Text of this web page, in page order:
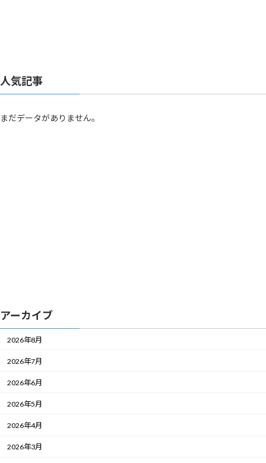
人気記事
まだデータがありません。
アーカイブ
2026年8月
2026年7月
2026年6月
2026年5月
2026年4月
2026年3月